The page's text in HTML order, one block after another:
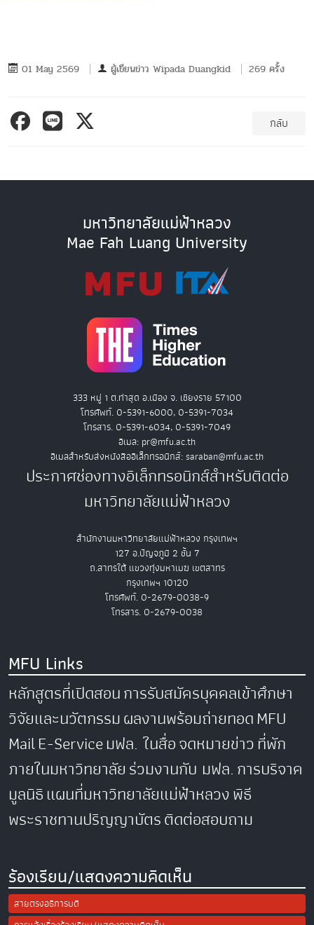
01 May 2569 ผู้เขียนข่าว Wipada Duangkid 269 ครั้ง
กลับ
มหาวิทยาลัยแม่ฟ้าหลวง
Mae Fah Luang University
333 หมู่ 1 ต.ท่าสุด อ.เมือง จ. เชียงราย 57100
โทรศัพท์. 0-5391-6000, 0-5391-7034
โทรสาร. 0-5391-6034, 0-5391-7049
อีเมล: pr@mfu.ac.th
อีเมลสำหรับส่งหนังสืออิเล็กทรอนิกส์: saraban@mfu.ac.th
ประกาศช่องทางอิเล็กทรอนิกส์สำหรับติดต่อ
มหาวิทยาลัยแม่ฟ้าหลวง
สำนักงานมหาวิทยาลัยแม่ฟ้าหลวง กรุงเทพฯ
127 อ.ปัญจภูมิ 2 ชั้น 7
ถ.สาทรใต้ แขวงทุ่งมหาเมฆ เขตสาทร
กรุงเทพฯ 10120
โทรศัพท์. 0-2679-0038-9
โทรสาร. 0-2679-0038
MFU Links
หลักสูตรที่เปิดสอนการรับสมัครบุคคลเข้าศึกษา
วิจัยและนวัตกรรมผลงานพร้อมถ่ายทอดMFU
MailE-Serviceมฟล. ในสื่อจดหมายข่าวที่พัก
ภายในมหาวิทยาลัยร่วมงานกับ มฟล.การบริจาค
มูลนิธิแผนที่มหาวิทยาลัยแม่ฟ้าหลวงพิธี
พระราชทานปริญญาบัตรติดต่อสอบถาม
ร้องเรียน/แสดงความคิดเห็น
สายตรงอธิการบดี